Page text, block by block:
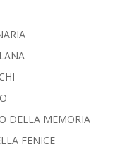
DELLA MEMORIA
FENICE